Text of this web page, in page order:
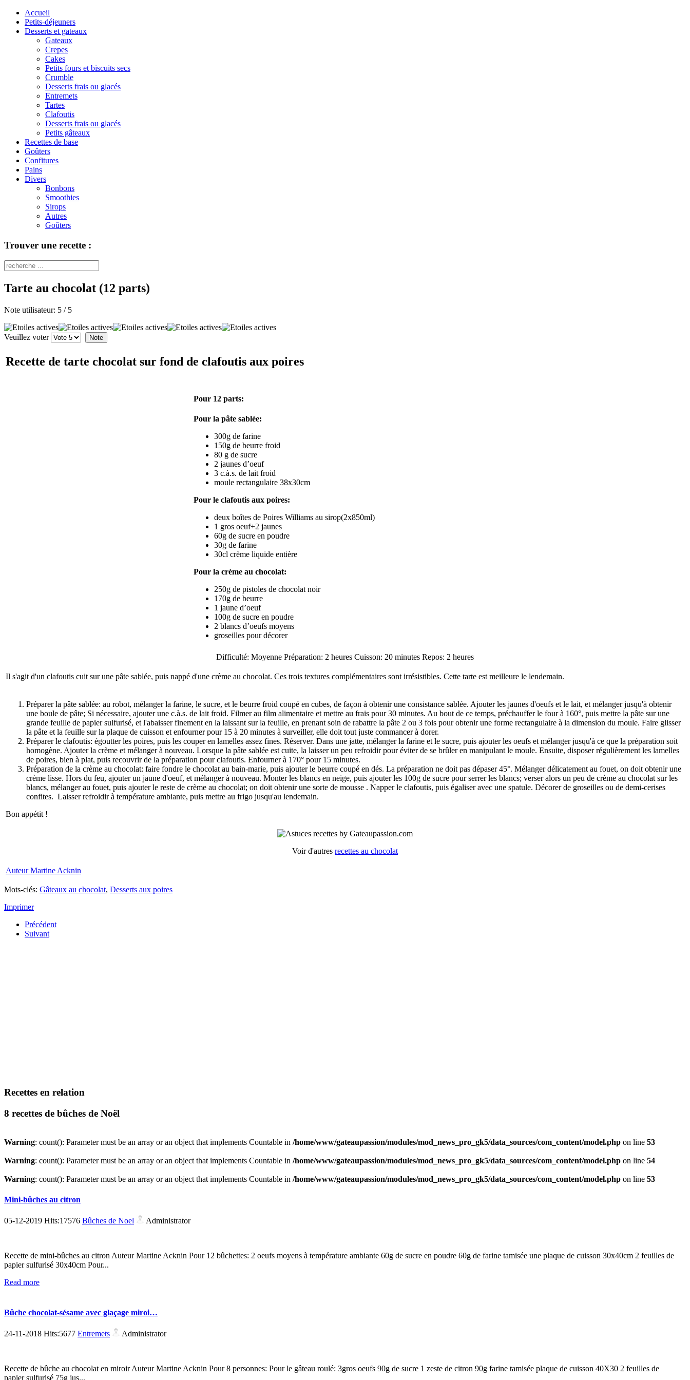
Accueil
Petits-déjeuners
Desserts et gateaux
Gateaux
Crepes
Cakes
Petits fours et biscuits secs
Crumble
Desserts frais ou glacés
Entremets
Tartes
Clafoutis
Desserts frais ou glacés
Petits gâteaux
Recettes de base
Goûters
Confitures
Pains
Divers
Bonbons
Smoothies
Sirops
Autres
Goûters
Trouver une recette :
Tarte au chocolat (12 parts)
Note utilisateur: 5 / 5
Veuillez voter
Recette de tarte chocolat sur fond de clafoutis aux poires
Auteur Martine Acknin
Pour 12 parts:
Pour la pâte sablée:
300g de farine
150g de beurre froid
80 g de sucre
2 jaunes d’oeuf
3 c.à.s. de lait froid
moule rectangulaire 38x30cm
Pour le clafoutis aux poires:
deux boîtes de Poires Williams au sirop(2x850ml)
1 gros oeuf+2 jaunes
60g de sucre en poudre
30g de farine
30cl crème liquide entière
Pour la crème au chocolat:
250g de pistoles de chocolat noir
170g de beurre
1 jaune d’oeuf
100g de sucre en poudre
2 blancs d’oeufs moyens
groseilles pour décorer
Difficulté: Moyenne Préparation: 2 heures Cuisson: 20 minutes Repos: 2 heures
Il s'agit d'un clafoutis cuit sur une pâte sablée, puis nappé d'une crème au chocolat. Ces trois textures complémentaires sont irrésistibles. Cette tarte est meilleure le lendemain.
Préparer la pâte sablée: au robot, mélanger la farine, le sucre, et le beurre froid coupé en cubes, de façon à obtenir une consistance sablée. Ajouter les jaunes d'oeufs et le lait, et mélanger jusqu'à obtenir
une boule de pâte; Si nécessaire, ajouter une c.à.s. de lait froid. Filmer au film alimentaire et mettre au frais pour 30 minutes. Au bout de ce temps, préchauffer le four à 160°, puis mettre la pâte sur une
grande feuille de papier sulfurisé, et l'abaisser finement en la laissant sur la feuille, en prenant soin de rabattre la pâte 2 ou 3 fois pour obtenir une forme rectangulaire à la dimension du moule. Faire glisser
la pâte et la feuille sur la plaque de cuisson et enfourner pour 15 à 20 minutes à surveiller, elle doit tout juste commancer à dorer.
Préparer le clafoutis: égoutter les poires, puis les couper en lamelles assez fines. Réserver. Dans une jatte, mélanger la farine et le sucre, puis ajouter les oeufs et mélanger jusqu'à ce que la préparation soit
homogène. Ajouter la crème et mélanger à nouveau. Lorsque la pâte sablée est cuite, la laisser un peu refroidir pour éviter de se brûler en manipulant le moule. Ensuite, disposer régulièrement les lamelles
de poires, bien à plat, puis recouvrir de la préparation pour clafoutis. Enfourner à 170° pour 15 minutes.
Préparation de la crème au chocolat: faire fondre le chocolat au bain-marie, puis ajouter le beurre coupé en dés. La préparation ne doit pas dépaser 45°. Mélanger délicatement au fouet, on doit obtenir une
crème lisse. Hors du feu, ajouter un jaune d'oeuf, et mélanger à nouveau. Monter les blancs en neige, puis ajouter les 100g de sucre pour serrer les blancs; verser alors un peu de crème au chocolat sur les
blancs, mélanger au fouet, puis ajouter le reste de crème au chocolat; on doit obtenir une sorte de mousse . Napper le clafoutis, puis égaliser avec une spatule. Décorer de groseilles ou de demi-cerises
confites. Laisser refroidir à température ambiante, puis mettre au frigo jusqu'au lendemain.
Bon appétit !
Voir d'autres recettes au chocolat
Mots-clés: Gâteaux au chocolat, Desserts aux poires
Imprimer
Précédent
Suivant
Recettes en relation
8 recettes de bûches de Noël
Warning: count(): Parameter must be an array or an object that implements Countable in /home/www/gateaupassion/modules/mod_news_pro_gk5/data_sources/com_content/model.php on line 53
Warning: count(): Parameter must be an array or an object that implements Countable in /home/www/gateaupassion/modules/mod_news_pro_gk5/data_sources/com_content/model.php on line 54
Warning: count(): Parameter must be an array or an object that implements Countable in /home/www/gateaupassion/modules/mod_news_pro_gk5/data_sources/com_content/model.php on line 53
Mini-bûches au citron
05-12-2019 Hits:17576 Bûches de Noel Administrator
Recette de mini-bûches au citron Auteur Martine Acknin Pour 12 bûchettes: 2 oeufs moyens à température ambiante 60g de sucre en poudre 60g de farine tamisée une plaque de cuisson 30x40cm 2 feuilles de
papier sulfurisé 30x40cm Pour...
Read more
Bûche chocolat-sésame avec glaçage miroi…
24-11-2018 Hits:5677 Entremets Administrator
Recette de bûche au chocolat en miroir Auteur Martine Acknin Pour 8 personnes: Pour le gâteau roulé: 3gros oeufs 90g de sucre 1 zeste de citron 90g farine tamisée plaque de cuisson 40X30 2 feuilles de
papier sulfurisé 75g jus...